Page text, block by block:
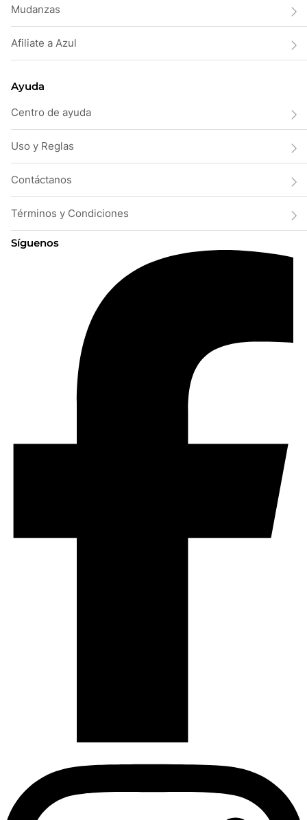
Mudanzas
Afiliate a Azul
Ayuda
Centro de ayuda
Uso y Reglas
Contáctanos
Términos y Condiciones
Síguenos